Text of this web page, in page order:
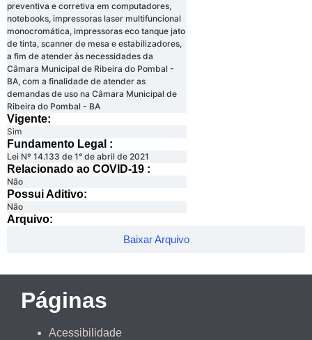
preventiva e corretiva em computadores,
notebooks, impressoras laser multifuncional
monocromática, impressoras eco tanque jato
de tinta, scanner de mesa e estabilizadores,
a fim de atender às necessidades da
Câmara Municipal de Ribeira do Pombal -
BA, com a finalidade de atender as
demandas de uso na Câmara Municipal de
Ribeira do Pombal - BA
Vigente:
Sim
Fundamento Legal :​
Lei Nº 14.133 de 1° de abril de 2021
Relacionado ao COVID-19 :​
Não
Possui Aditivo:​
Não
Arquivo:
Baixar Arquivo
Páginas
Acessibilidade